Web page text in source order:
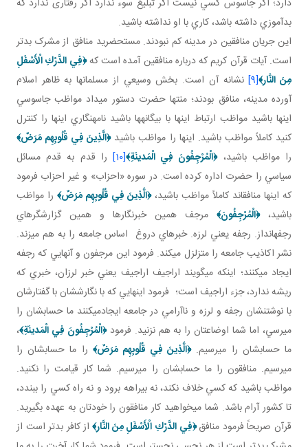
دارد؛ اگر جاسوس کسي نيست اگر تبليغ سوء ندارد اگر رفتاری ندارد که
بدآموزي داشته باشد، کاري با او نداشته باشيد.
اين جريان منافقين در مدينه کم نبودند. مستحضريد منافق از مشرک بدتر
است. آيات قرآن کريم که درباره منافقين آمده است که﴿فِي الدَّرْكِ الْأَسْفَلِ
مِنَ النَّار﴾[9] نشانه آن است. بخش وسيعي از مسلمان ها به ظاهر اسلام
آورده مدينه، منافق بودند؛ منتها حضرت دستور مي داد مواظب جاسوسي
اينها باشيد مواظب ارتباط اينها با بيگانه ها باشيد نامه نگاري اينها را کنترل
کنيد کاملاً مواظب باشيد. اينها را مواظب باشيد﴿الَّذِينَ فِي قُلُوبِهِم مَرَضٌ﴾
را مواظب باشيد،﴿الْمُرْجِفُونَ فِي الْمَدينَةِ﴾[10]
را قدم به قدم مسائل
سياسي را حضرت اداره کرده است. در سوره «احزاب» و غير احزاب فرمود
که اينها منافق اند کاملاً مواظب باشيد،﴿الَّذِينَ فِي قُلُوبِهِم مَرَضٌ﴾ را مواظب
باشيد،﴿الْمُرْجِفُونَ﴾ مرجف همين خبرنگارها و همين گزارشگرهاي
رجفه انداز. رجفه يعني لرزه. خبرهاي دروغ اساس جامعه را به هم مي زند.
نشر اکاذيب جامعه را متزلزل مي کند. فرمود اين مرجفون و آنهايي که رجفه
ايجاد مي کنند؛ اينکه مي گويند اراجيف اراجيف يعني خبر لرزان، خبري که
ريشه ندارد، جزء اراجيف است؛ فرمود اينهايي که با نگارششان با گفتارشان
با نوشتنشان رجفه و لرزه و ناآرامي در جامعه ايجادمي کنند ما حسابشان را
مي رسي، اما شما اوضاعتان را به هم نزنيد. فرمود﴿الْمُرْجِفُونَ فِي الْمَدينَةِ﴾،
ما حسابشان را مي رسيم.﴿الَّذِينَ فِي قُلُوبِهِم مَرَضٌ﴾ را ما حسابشان را
مي رسيم. منافقون را ما حسابشان را مي رسيم. شما کار قيامت را نکنيد.
مواظب باشيد که کسي خلاف نکند، نه بيراهه برود و نه راه کسي را ببندد،
تا کشور آرام باشد. شما مي خواهيد کار منافقون را خودتان به عهده بگيريد.
قرآن صريحاً فرمود منافق﴿فِي الدَّرْكِ الْأَسْفَلِ مِنَ النَّار﴾ از کافر بدتر است از